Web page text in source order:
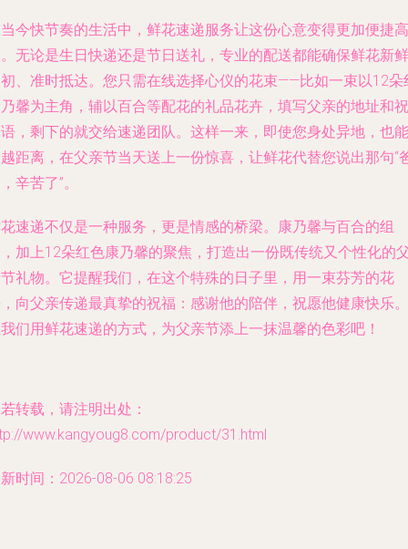
今快节奏的生活中，鲜花速递服务让这份心意变得更加便捷高
无论是生日快递还是节日送礼，专业的配送都能确保鲜花新鲜
、准时抵达。您只需在线选择心仪的花束——比如一束以12朵
馨为主角，辅以百合等配花的礼品花卉，填写父亲的地址和祝
，剩下的就交给速递团队。这样一来，即使您身处异地，也能
距离，在父亲节当天送上一份惊喜，让鲜花代替您说出那句“
辛苦了”。
速递不仅是一种服务，更是情感的桥梁。康乃馨与百合的组
加上12朵红色康乃馨的聚焦，打造出一份既传统又个性化的
礼物。它提醒我们，在这个特殊的日子里，用一束芬芳的花
向父亲传递最真挚的祝福：感谢他的陪伴，祝愿他健康快乐。
们用鲜花速递的方式，为父亲节添上一抹温馨的色彩吧！
转载，请注明出处：
www.kangyoug8.com/product/31.html
时间：2026-08-06 08:18:25